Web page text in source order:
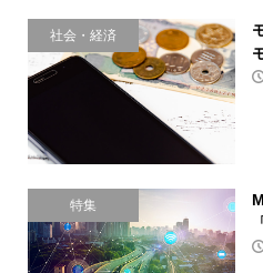
社会・経済
特集